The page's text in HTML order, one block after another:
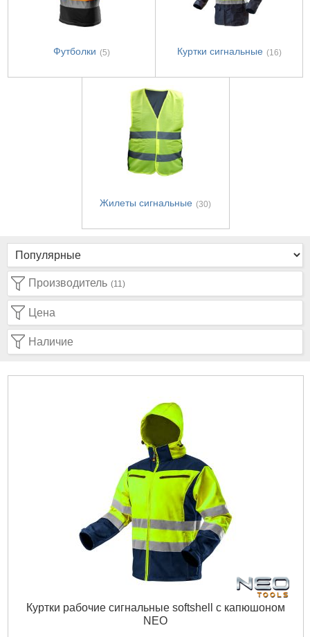
Футболки (5) Куртки сигнальные (16)
Жилеты сигнальные (30)
Производитель (11)
Цена
Наличие
Куртки рабочие сигнальные softshell с капюшоном
NEO